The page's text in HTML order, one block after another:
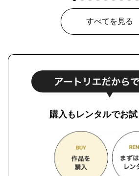
価格
すべてを見る
購入もレンタルでお試